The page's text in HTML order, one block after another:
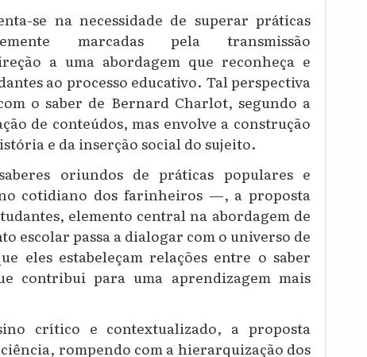
se na necessidade de superar práticas
marcadas pela transmissão
a uma abordagem que reconheça e
ao processo educativo. Tal perspectiva
o saber de Bernard Charlot, segundo a
de conteúdos, mas envolve a construção
e da inserção social do sujeito.
oriundos de práticas populares e
cotidiano dos farinheiros —, a proposta
elemento central na abordagem de
escolar passa a dialogar com o universo de
eles estabeleçam relações entre o saber
contribui para uma aprendizagem mais
crítico e contextualizado, a proposta
rompendo com a hierarquização dos